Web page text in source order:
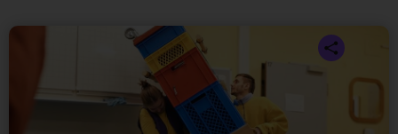
Nächster Artikel